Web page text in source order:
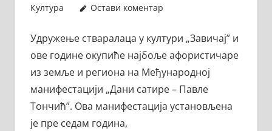
Култура
Остави коментар
Удружење стваралаца у култури „Завичај” и
ове године окупиће најбоље афористичаре
из земље и региона на Међународној
манифестацији „Дани сатире – Павле
Тончић”. Ова манифестација установљена
је пре седам година,